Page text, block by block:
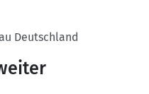
Deutschland